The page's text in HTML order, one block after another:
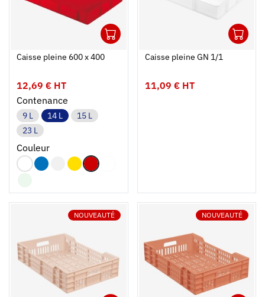
Ouvrir
Ajouter au panier
Fermer
Caisse pleine 600 x 400
12,69 € HT
Contenance
9 L 14 L
15 L
23 L
Couleur
Caisse pleine GN 1/1
11,09 € HT
NOUVEAUTÉ NOUVEAUTÉ